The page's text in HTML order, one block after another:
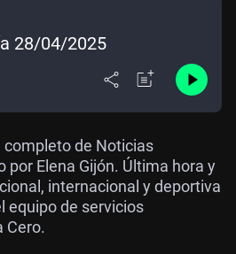
28/04/2025
completo de Noticias
por Elena Gijón. Última hora y
internacional y deportiva
equipo de servicios
Cero.